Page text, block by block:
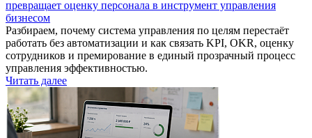
превращает оценку персонала в инструмент управления
бизнесом
Разбираем, почему система управления по целям перестаёт
работать без автоматизации и как связать KPI, OKR, оценку
сотрудников и премирование в единый прозрачный процесс
управления эффективностью.
Читать далее